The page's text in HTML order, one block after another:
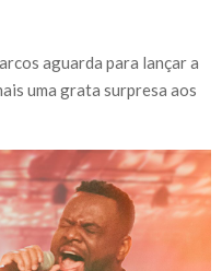
aguarda para lançar a
uma grata surpresa aos